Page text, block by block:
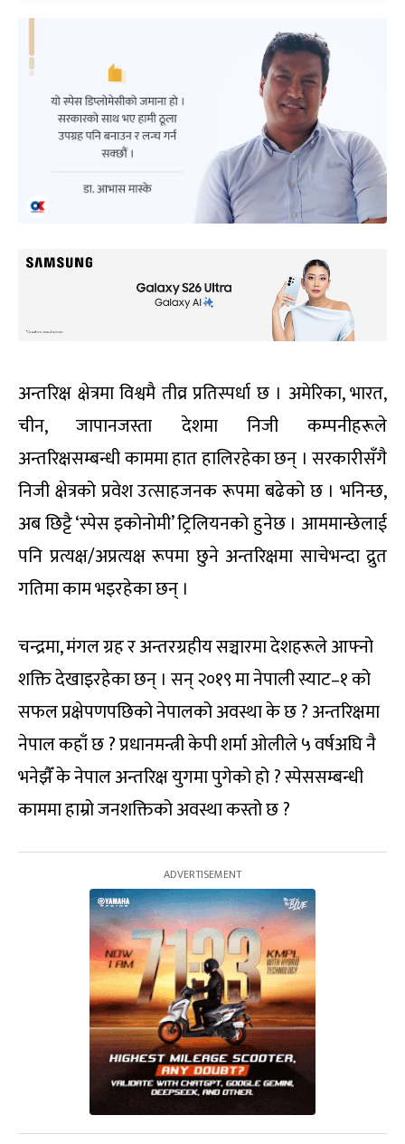
अन्तरिक्ष क्षेत्रमा विश्वमै तीव्र प्रतिस्पर्धा छ । अमेरिका, भारत,
चीन, जापानजस्ता देशमा निजी कम्पनीहरूले
अन्तरिक्षसम्बन्धी काममा हात हालिरहेका छन् । सरकारीसँगै
निजी क्षेत्रको प्रवेश उत्साहजनक रूपमा बढेको छ । भनिन्छ,
अब छिट्टै ‘स्पेस इकोनोमी’ ट्रिलियनको हुनेछ । आममान्छेलाई
पनि प्रत्यक्ष/अप्रत्यक्ष रूपमा छुने अन्तरिक्षमा साचेभन्दा द्रुत
गतिमा काम भइरहेका छन् ।
चन्द्रमा, मंगल ग्रह र अन्तरग्रहीय सञ्चारमा देशहरूले आफ्नो
शक्ति देखाइरहेका छन् । सन् २०१९ मा नेपाली स्याट–१ को
सफल प्रक्षेपणपछिको नेपालको अवस्था के छ ? अन्तरिक्षमा
नेपाल कहाँ छ ? प्रधानमन्त्री केपी शर्मा ओलीले ५ वर्षअघि नै
भनेझैँ के नेपाल अन्तरिक्ष युगमा पुगेको हो ? स्पेससम्बन्धी
काममा हाम्रो जनशक्तिको अवस्था कस्तो छ ?